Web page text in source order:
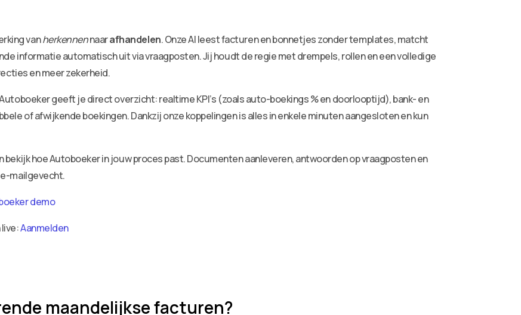
vanherkennennaarafhandelen. Onze AI leest facturen en bonnetjes zonder templates, matcht
informatie automatisch uit via vraagposten. Jij houdt de regie met drempels, rollen en een volledige
en meer zekerheid.
geeft je direct overzicht: realtime KPI’s (zoals auto-boekings % en doorlooptijd), bank- en
of afwijkende boekingen. Dankzij onze koppelingen is alles in enkele minuten aangesloten en kun
bekijk hoe Autoboeker in jouw proces past. Documenten aanleveren, antwoorden op vraagposten en
mailgevecht.
demo
live:Aanmelden
maandelijkse facturen?